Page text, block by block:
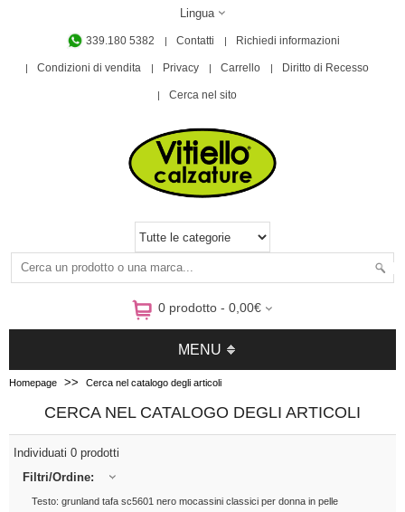
Lingua
339.180 5382 Contatti Richiedi informazioni
Condizioni di vendita Privacy Carrello Diritto di Recesso
Cerca nel sito
0 prodotto - 0,00€
MENU
Homepage >> Cerca nel catalogo degli articoli
CERCA NEL CATALOGO DEGLI ARTICOLI
Individuati 0 prodotti
Filtri/Ordine:
Testo: grunland tafa sc5601 nero mocassini classici per donna in pelle